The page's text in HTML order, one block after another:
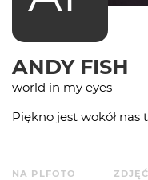
ANDY FISH
world in my eyes
Piękno jest wokół
NA PLFOTO ZDJĘĆ